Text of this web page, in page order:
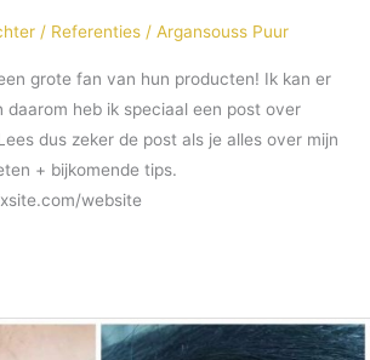
/ Referenties / Argansouss Puur
grote fan van hun producten! Ik kan er
daarom heb ik speciaal een post over
dus zeker de post als je alles over mijn
+ bijkomende tips.
website